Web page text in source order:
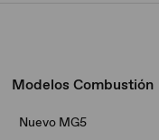
Modelos Combustión
Nuevo MG5